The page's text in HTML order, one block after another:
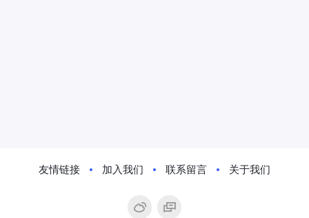
友情链接 加入我们 联系留言 关于我们